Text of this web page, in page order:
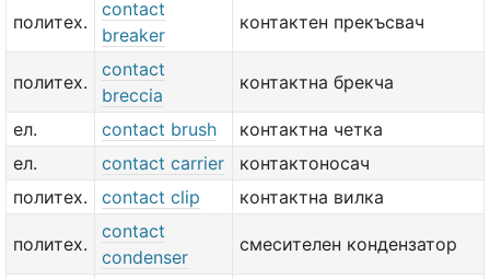
политех.
contact
breaker
контактен прекъсвач
политех.
contact
breccia
контактна брекча
ел. contact brush
контактна четка
ел.
contact carrier
контактоносач
политех.
contact clip контактна вилка
политех.
contact
condenser
смесителен кондензатор